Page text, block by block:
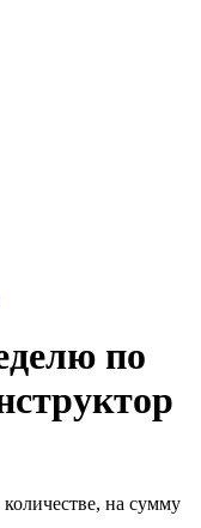
по
на сумму